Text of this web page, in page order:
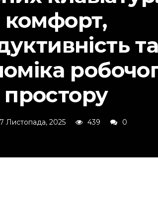
комфорт,
та
простору
Листопада, 2025 439 0